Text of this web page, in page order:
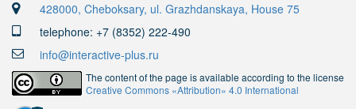
428000, Cheboksary, ul. Grazhdanskaya, House 75
telephone: +7 (8352) 222-490
info@interactive-plus.ru
The content of the page is available according to the license
Creative Commons «Attribution» 4.0 International